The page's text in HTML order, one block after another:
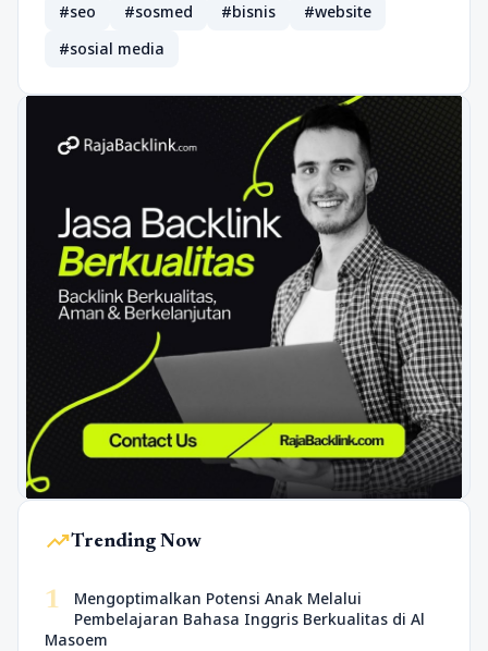
#seo
#sosmed #bisnis
#website
#sosial media
trending_upTrending Now
1
Mengoptimalkan Potensi Anak Melalui
Pembelajaran Bahasa Inggris Berkualitas di Al
Masoem